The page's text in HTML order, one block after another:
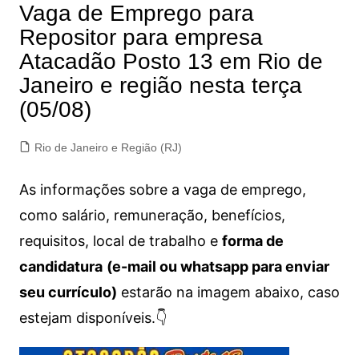
Vaga de Emprego para
Repositor para empresa
Atacadão Posto 13 em Rio de
Janeiro e região nesta terça
(05/08)
Rio de Janeiro e Região (RJ)
As informações sobre a vaga de emprego,
como salário, remuneração, benefícios,
requisitos, local de trabalho e forma de
candidatura (e-mail ou whatsapp para enviar
seu currículo) estarão na imagem abaixo, caso
estejam disponíveis.👇